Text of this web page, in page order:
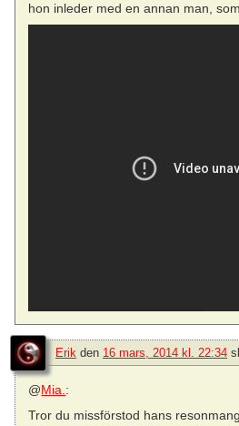
hon inleder med en annan man,
Erik den 16 mars, 2014 kl. 22:34
@Mia. :
Tror du missförstod hans